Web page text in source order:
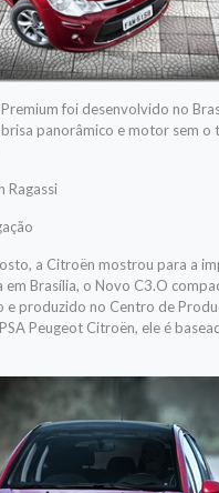
foi desenvolvido no
panorâmico e motor sem o
Ragassi
a Citroën mostrou para a
em Brasília, o Novo C3.O
e produzido no Centro de
Peugeot Citroën, ele é